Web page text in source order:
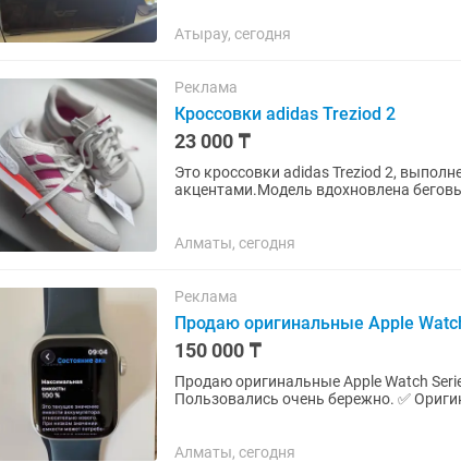
Атырау, сегодня
Реклама
Кроссовки adidas Treziod 2
23 000 ₸
Это кроссовки adidas Treziod 2,
акцентами.Модель вдохновлена
Алматы, сегодня
Реклама
Продаю оригинальные Apple
150 000 ₸
Продаю оригинальные Apple Watch Series 9 (41 мм) в
Пользовались очень бережно. ✅ Оригинал (куплены в Sulpak) ✅ Ёмкость аккумулятора —
Алматы, сегодня